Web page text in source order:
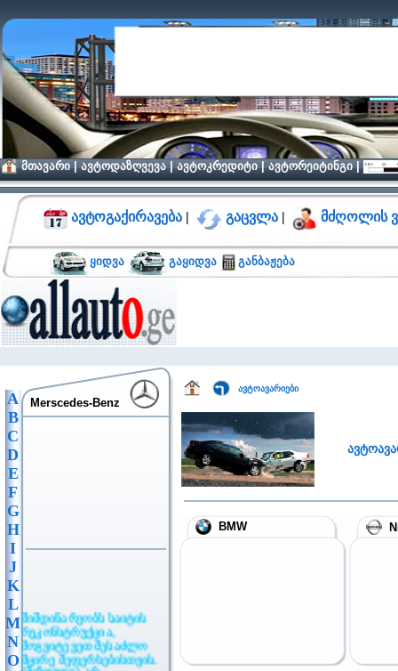
მთავარი|ავტოდაზღვევა|ავტოკრედიტი|ავტორეიტინგი|
ავტოგაქირავება | გაცვლა | მძღოლის
ყიდვა გაყიდვა განბაჟება
A
B
C
D
E
F
G
H
I
J
K
L
M
N
O
Merscedes-Benz
მიმდინარეობს საიტის
რეკონსტრუქცია,
მოგვიტევეთ შესაძლო
მცირე შეფერხებისთვის.
ავტოავარიები
BMW